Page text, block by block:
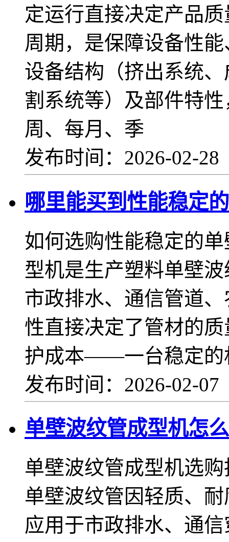
定运行直接决定产品
周期，是保障设备性
设备结构（挤出系统
割系统等）及部件特
周、每月、季
发布时间：2026-02-
哪里能买到性能稳定
如何选购性能稳定的
型机是生产塑料单壁
市政排水、通信管道
性直接决定了管材的
护成本——一台稳定的
发布时间：2026-02-
单壁波纹管成型机怎
单壁波纹管成型机选
单壁波纹管因轻质、
应用于市政排水、通